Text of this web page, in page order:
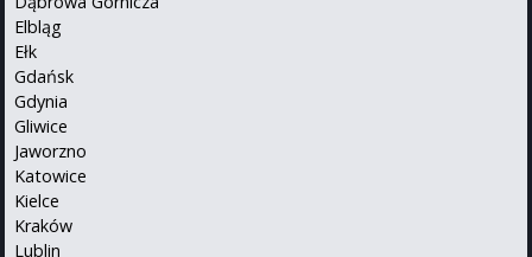
Elbląg
Ełk
Gdańsk
Gdynia
Gliwice
Jaworzno
Katowice
Kielce
Kraków
Lublin